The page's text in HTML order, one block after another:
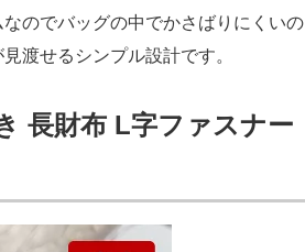
のでバッグの中でかさばりにくいの
渡せるシンプル設計です。
長財布 L字ファスナー